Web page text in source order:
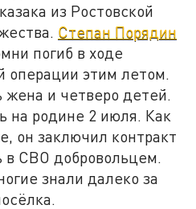
из Ростовской
Степан Порядин
погиб в ходе
операции этим летом.
жена и четверо детей.
на родине 2 июля. Как
он заключил контракт
в СВО добровольцем.
знали далеко за